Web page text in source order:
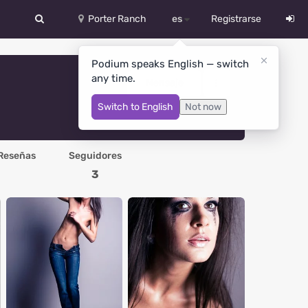
Porter Ranch es
English
Español
Український
Registrarse
Podium speaks English — switch
any time.
Switch to English Not now
Seguidores
3